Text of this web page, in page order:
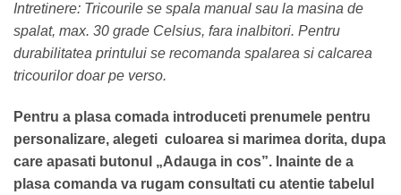
Intretinere: Tricourile se spala manual sau la masina de
spalat, max. 30 grade Celsius, fara inalbitori. Pentru
durabilitatea printului se recomanda spalarea si calcarea
tricourilor doar pe verso.
Pentru a plasa comada introduceti prenumele pentru
personalizare, alegeti culoarea si marimea dorita, dupa
care apasati butonul „Adauga in cos”. Inainte de a
plasa comanda va rugam consultati cu atentie tabelul